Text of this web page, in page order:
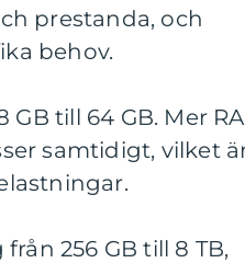
prestanda, och
behov.
till 64 GB. Mer
samtidigt, vilket
256 GB till 8 TB,